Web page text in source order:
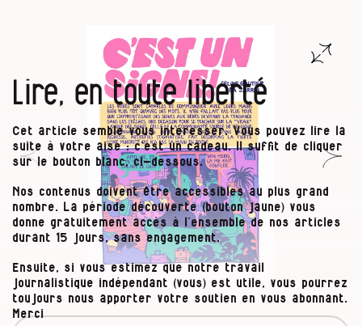
Lire, en toute liberté
Cet article semble vous intéresser. Vous pouvez lire la
suite à votre aise : c’est un cadeau. Il suffit de cliquer
sur le bouton blanc, ci-dessous.
Nos contenus doivent être accessibles au plus grand
nombre. La période découverte (bouton jaune) vous
donne gratuitement accès à l’ensemble de nos articles
durant 15 jours, sans engagement.
Ensuite, si vous estimez que notre travail
journalistique indépendant (vous) est utile, vous pourrez
toujours nous apporter votre soutien en vous abonnant.
Merci